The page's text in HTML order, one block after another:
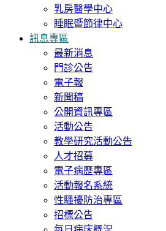
乳房醫學中心
睡眠暨節律中心
訊息專區
最新消息
門診公告
電子報
新聞稿
公開資訊專區
活動公告
教學研究活動公告
人才招募
電子病歷專區
活動報名系統
性騷擾防治專區
招標公告